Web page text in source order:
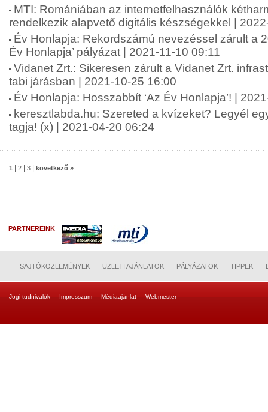
MTI: Romániában az internetfelhasználók
rendelkezik alapvető digitális készségekkel |
Év Honlapja: Rekordszámú nevezéssel zárult a
Év Honlapja’ pályázat | 2021-11-10 09:11
Vidanet Zrt.: Sikeresen zárult a Vidanet Zrt.
tabi járásban | 2021-10-25 16:00
Év Honlapja: Hosszabbít ‘Az Év Honlapja’! |
keresztlabda.hu: Szereted a kvízeket? Legyél
tagja! (x) | 2021-04-20 06:24
1 2 3 következő »
PARTNEREINK
SAJTÓKÖZLEMÉNYEK ÜZLETI AJÁNLATOK PÁLYÁZATOK TIPPEK
Jogi tudnivalók Impresszum Médiaajánlat Webmester